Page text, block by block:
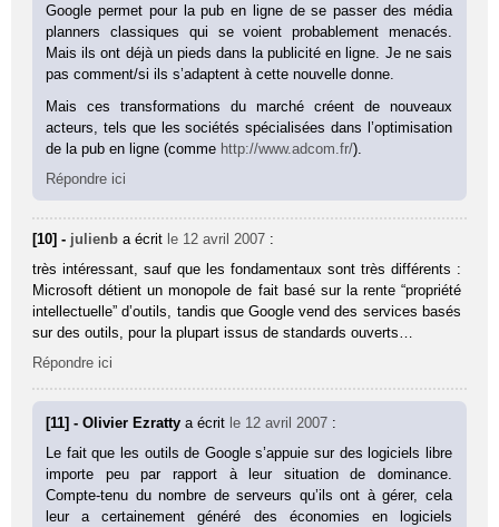
Google permet pour la pub en ligne de se passer des média
planners classiques qui se voient probablement menacés.
Mais ils ont déjà un pieds dans la publicité en ligne. Je ne sais
pas comment/si ils s’adaptent à cette nouvelle donne.
Mais ces transformations du marché créent de nouveaux
acteurs, tels que les sociétés spécialisées dans l’optimisation
de la pub en ligne (comme http://www.adcom.fr/).
Répondre ici
[10] - julienb a écrit le 12 avril 2007 :
très intéressant, sauf que les fondamentaux sont très différents :
Microsoft détient un monopole de fait basé sur la rente “propriété
intellectuelle” d’outils, tandis que Google vend des services basés
sur des outils, pour la plupart issus de standards ouverts…
Répondre ici
[11] - Olivier Ezrattya écrit le 12 avril 2007 :
Le fait que les outils de Google s’appuie sur des logiciels libre
importe peu par rapport à leur situation de dominance.
Compte-tenu du nombre de serveurs qu’ils ont à gérer, cela
leur a certainement généré des économies en logiciels